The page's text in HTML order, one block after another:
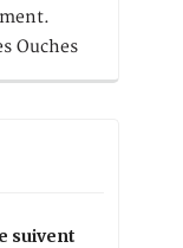
Ouches
suivent